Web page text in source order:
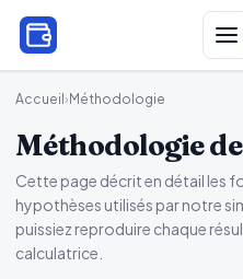
Accueil › Méthodologie
Méthodologie
Cette page décrit en détail les
hypothèses utilisés par notre
puissiez reproduire chaque
calculatrice.